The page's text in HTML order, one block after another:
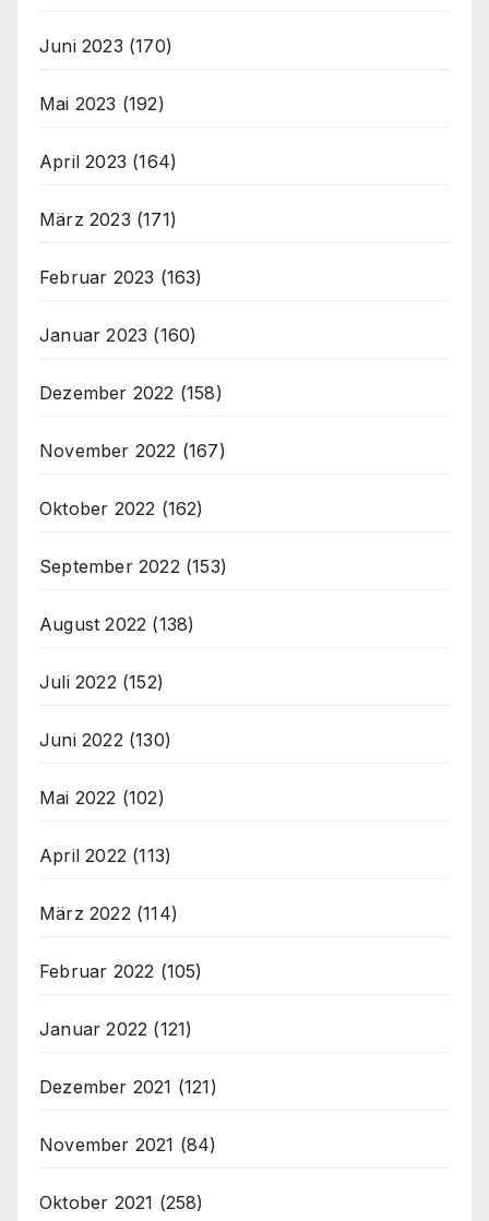
Juni 2023 (170)
Mai 2023 (192)
April 2023 (164)
März 2023 (171)
Februar 2023 (163)
Januar 2023 (160)
Dezember 2022 (158)
November 2022 (167)
Oktober 2022 (162)
September 2022 (153)
August 2022 (138)
Juli 2022 (152)
Juni 2022 (130)
Mai 2022 (102)
April 2022 (113)
März 2022 (114)
Februar 2022 (105)
Januar 2022 (121)
Dezember 2021 (121)
November 2021 (84)
Oktober 2021 (258)